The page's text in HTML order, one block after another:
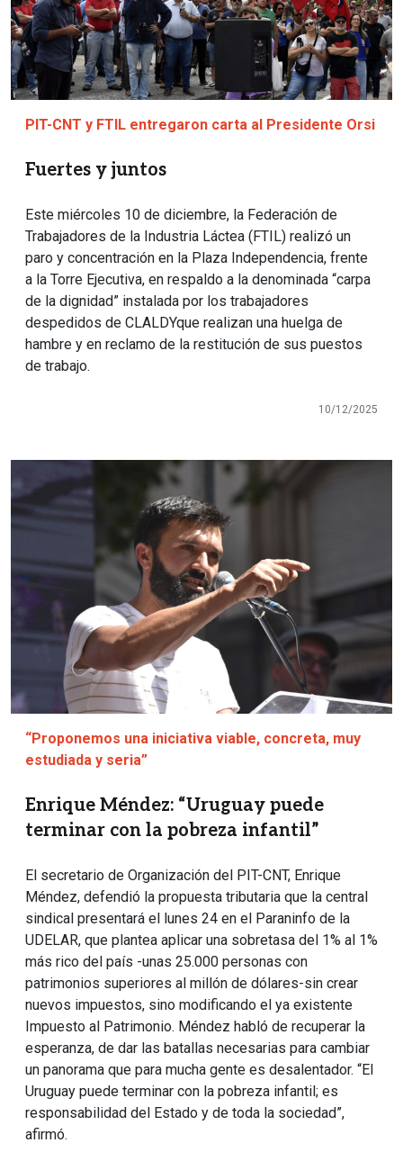
PIT-CNT y FTIL entregaron carta al Presidente Orsi
Fuertes y juntos
Este miércoles 10 de diciembre, la Federación de
Trabajadores de la Industria Láctea (FTIL) realizó un
paro y concentración en la Plaza Independencia, frente
a la Torre Ejecutiva, en respaldo a la denominada “carpa
de la dignidad” instalada por los trabajadores
despedidos de CLALDYque realizan una huelga de
hambre y en reclamo de la restitución de sus puestos
de trabajo.
10/12/2025
“Proponemos una iniciativa viable, concreta, muy
estudiada y seria”
Enrique Méndez: “Uruguay puede
terminar con la pobreza infantil”
El secretario de Organización del PIT-CNT, Enrique
Méndez, defendió la propuesta tributaria que la central
sindical presentará el lunes 24 en el Paraninfo de la
UDELAR, que plantea aplicar una sobretasa del 1% al 1%
más rico del país -unas 25.000 personas con
patrimonios superiores al millón de dólares-sin crear
nuevos impuestos, sino modificando el ya existente
Impuesto al Patrimonio. Méndez habló de recuperar la
esperanza, de dar las batallas necesarias para cambiar
un panorama que para mucha gente es desalentador. “El
Uruguay puede terminar con la pobreza infantil; es
responsabilidad del Estado y de toda la sociedad”,
afirmó.